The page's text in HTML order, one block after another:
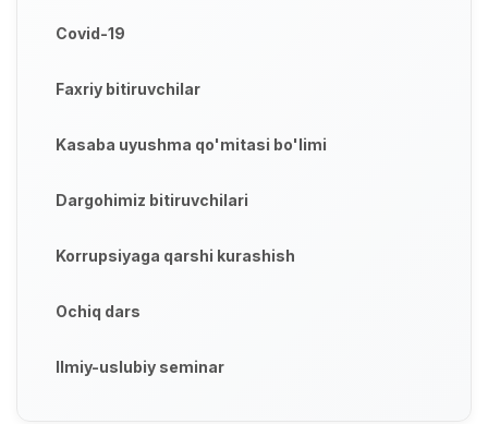
Covid-19
Faxriy bitiruvchilar
Kasaba uyushma qo'mitasi bo'limi
Dargohimiz bitiruvchilari
Korrupsiyaga qarshi kurashish
Ochiq dars
Ilmiy-uslubiy seminar